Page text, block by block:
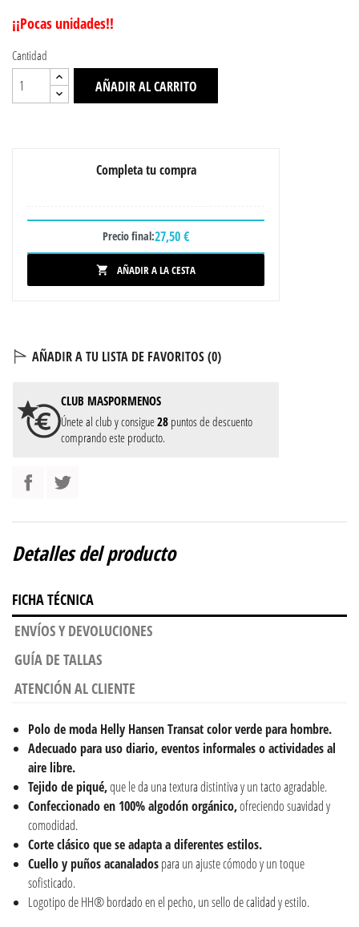
¡¡Pocas unidades!!
Cantidad
AÑADIR AL CARRITO
Completa tu compra
Precio final:27,50 €
 AÑADIR A LA CESTA
AÑADIR A TU LISTA DE FAVORITOS (0)
CLUB MASPORMENOS
Únete al club y consigue28 puntos de descuento
comprando este producto.
Detalles del producto
FICHA TÉCNICA
ENVÍOS Y DEVOLUCIONES
GUÍA DE TALLAS
ATENCIÓN AL CLIENTE
Polo de moda Helly Hansen Transat color verde para hombre.
Adecuado para uso diario, eventos informales o actividades al
aire libre.
Tejido de piqué,que le da una textura distintiva y un tacto agradable.
Confeccionado en 100% algodón orgánico,ofreciendo suavidad y
comodidad.
Corte clásico que se adapta a diferentes estilos.
Cuello y puños acanaladospara un ajuste cómodo y un toque
sofisticado.
Logotipo de HH® bordado en el pecho, un sello de calidad y estilo.